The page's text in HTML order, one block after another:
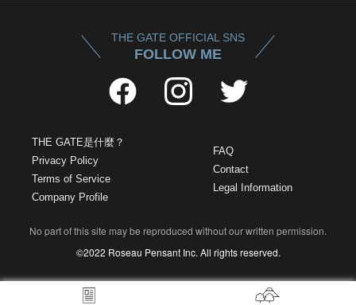
THE GATE OFFICIAL SNS
FOLLOW ME
THE GATE是什麼？
Privacy Policy
Terms of Service
Company Profile
FAQ
Contact
Legal Information
No part of this site may be reproduced without our written permission.
©2022 Roseau Pensant Inc. All rights reserved.